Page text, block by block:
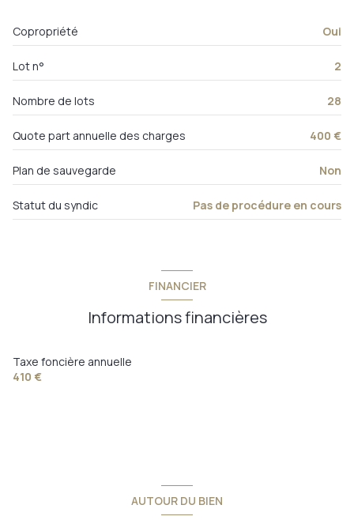
Copropriété Oui
Lot n° 2
Nombre de lots 28
Quote part annuelle des charges 400 €
Plan de sauvegarde Non
Statut du syndic Pas de procédure en cours
FINANCIER
Informations financières
Taxe foncière annuelle
410 €
AUTOUR DU BIEN